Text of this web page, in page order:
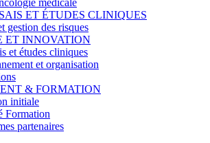
médicale
ET ÉTUDES CLINIQUES
gestion des risques
ET INNOVATION
et études cliniques
et organisation
& FORMATION
initiale
Formation
partenaires